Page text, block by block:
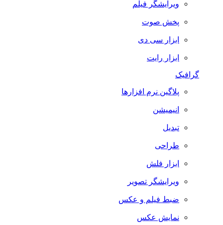
ویرایشگر فیلم
پخش صوت
ابزار سی دی
ابزار رایت
گرافیک
پلاگین نرم افزارها
انیمیشن
تبدیل
طراحی
ابزار فلش
ویرایشگر تصویر
ضبط فيلم و عكس
نمایش عکس